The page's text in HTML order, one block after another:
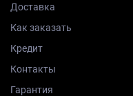
Доставка
Как заказать
Кредит
Контакты
Гарантия